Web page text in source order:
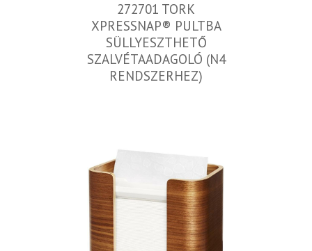
272701 TORK
XPRESSNAP® PULTBA
SÜLLYESZTHETŐ
SZALVÉTAADAGOLÓ (N4
RENDSZERHEZ)